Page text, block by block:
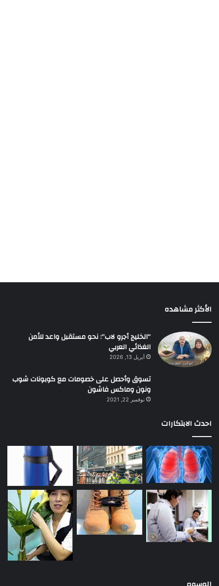
الأكثر مشاهده
“الخليج أجرو لاب”: نحو مستقبل واعد للأمن
الغذائي العربي
أبريل 13, 2026
تسوق وأحصل على خصومات مع كوبونات شوب
ونون وماكس فاشون
نوفمبر 22, 2021
احدث الابتكارات